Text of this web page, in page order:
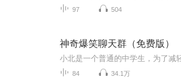
97 504
神奇爆笑聊天群（免费版）
84 34.1万